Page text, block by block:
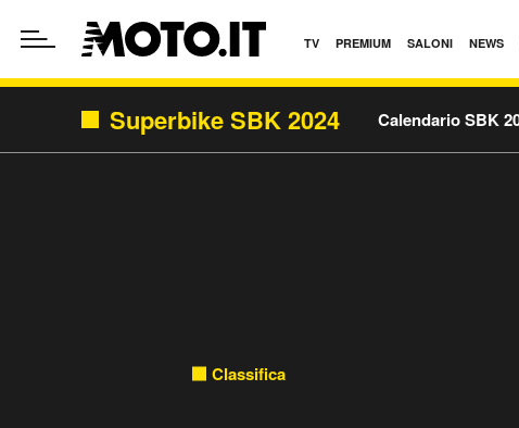
TV PREMIUM SALONI NEWS
Superbike SBK 2024 Calendario SBK
Classifica